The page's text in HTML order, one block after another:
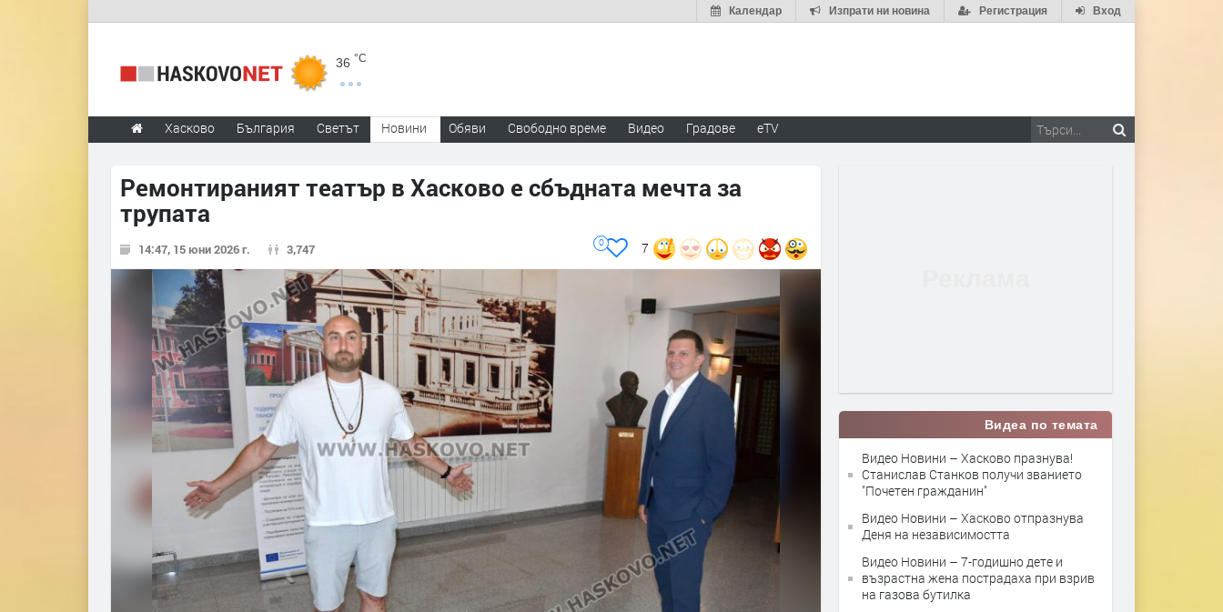
Вход
Регистрация
Изпрати ни новина
Календар
36 °C
Хасково България Светът Новини Обяви Свободно време Видео Градове eTV
Ремонтираният театър в Хасково е сбъдната мечта за
трупата
14:47, 15 юни 2026 г. 3,747 7
0
Видеа по темата
Видео Новини – Хасково празнува!
Станислав Станков получи званието
"Почетен гражданин"
Видео Новини – Хасково отпразнува
Деня на независимостта
Видео Новини – 7-годишно дете и
възрастна жена пострадаха при взрив
на газова бутилка